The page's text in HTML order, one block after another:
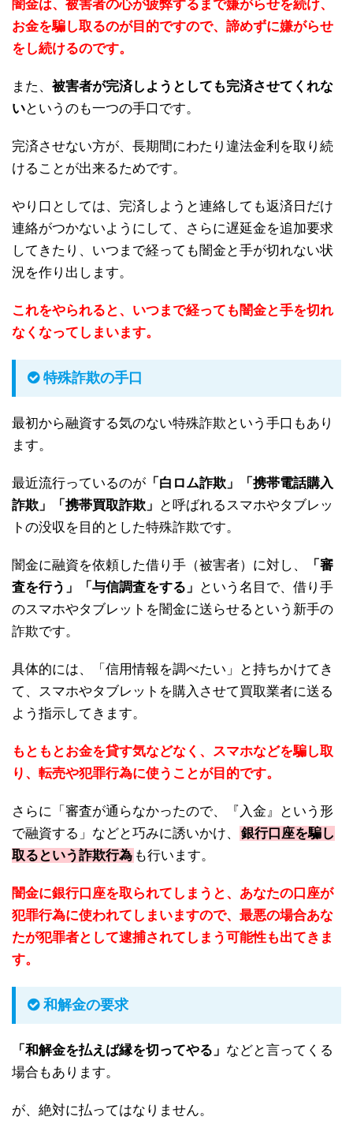
闇金は、被害者の心が疲弊するまで嫌がらせを続け、
お金を騙し取るのが目的ですので、諦めずに嫌がらせ
をし続けるのです。
また、 被害者が完済しようとしても完済させてくれな
いというのも一つの手口です。
完済させない方が、長期間にわたり違法金利を取り続
けることが出来るためです。
やり口としては、完済しようと連絡しても返済日だけ
連絡がつかないようにして、さらに遅延金を追加要求
してきたり、いつまで経っても闇金と手が切れない状
況を作り出します。
これをやられると、いつまで経っても闇金と手を切れ
なくなってしまいます。
特殊詐欺の手口
最初から融資する気のない特殊詐欺という手口もあり
ます。
最近流行っているのが 「白ロム詐欺」「携帯電話購入
詐欺」「携帯買取詐欺」
と呼ばれるスマホやタブレッ
トの没収を目的とした特殊詐欺です。
闇金に融資を依頼した借り手（被害者）に対し、
「審
査を行う」「与信調査をする」
という名目で、借り手
のスマホやタブレットを闇金に送らせるという新手の
詐欺です。
具体的には、「信用情報を調べたい」と持ちかけてき
て、スマホやタブレットを購入させて買取業者に送る
よう指示してきます。
もともとお金を貸す気などなく、スマホなどを騙し取
り、転売や犯罪行為に使うことが目的です。
さらに「審査が通らなかったので、『入金』という形
で融資する」などと巧みに誘いかけ、
銀行口座を騙し
取るという詐欺行為 も行います。
闇金に銀行口座を取られてしまうと、あなたの口座が
犯罪行為に使われてしまいますので、最悪の場合あな
たが犯罪者として逮捕されてしまう可能性も出てきま
す。
和解金の要求
「和解金を払えば縁を切ってやる」 などと言ってくる
場合もあります。
が、絶対に払ってはなりません。